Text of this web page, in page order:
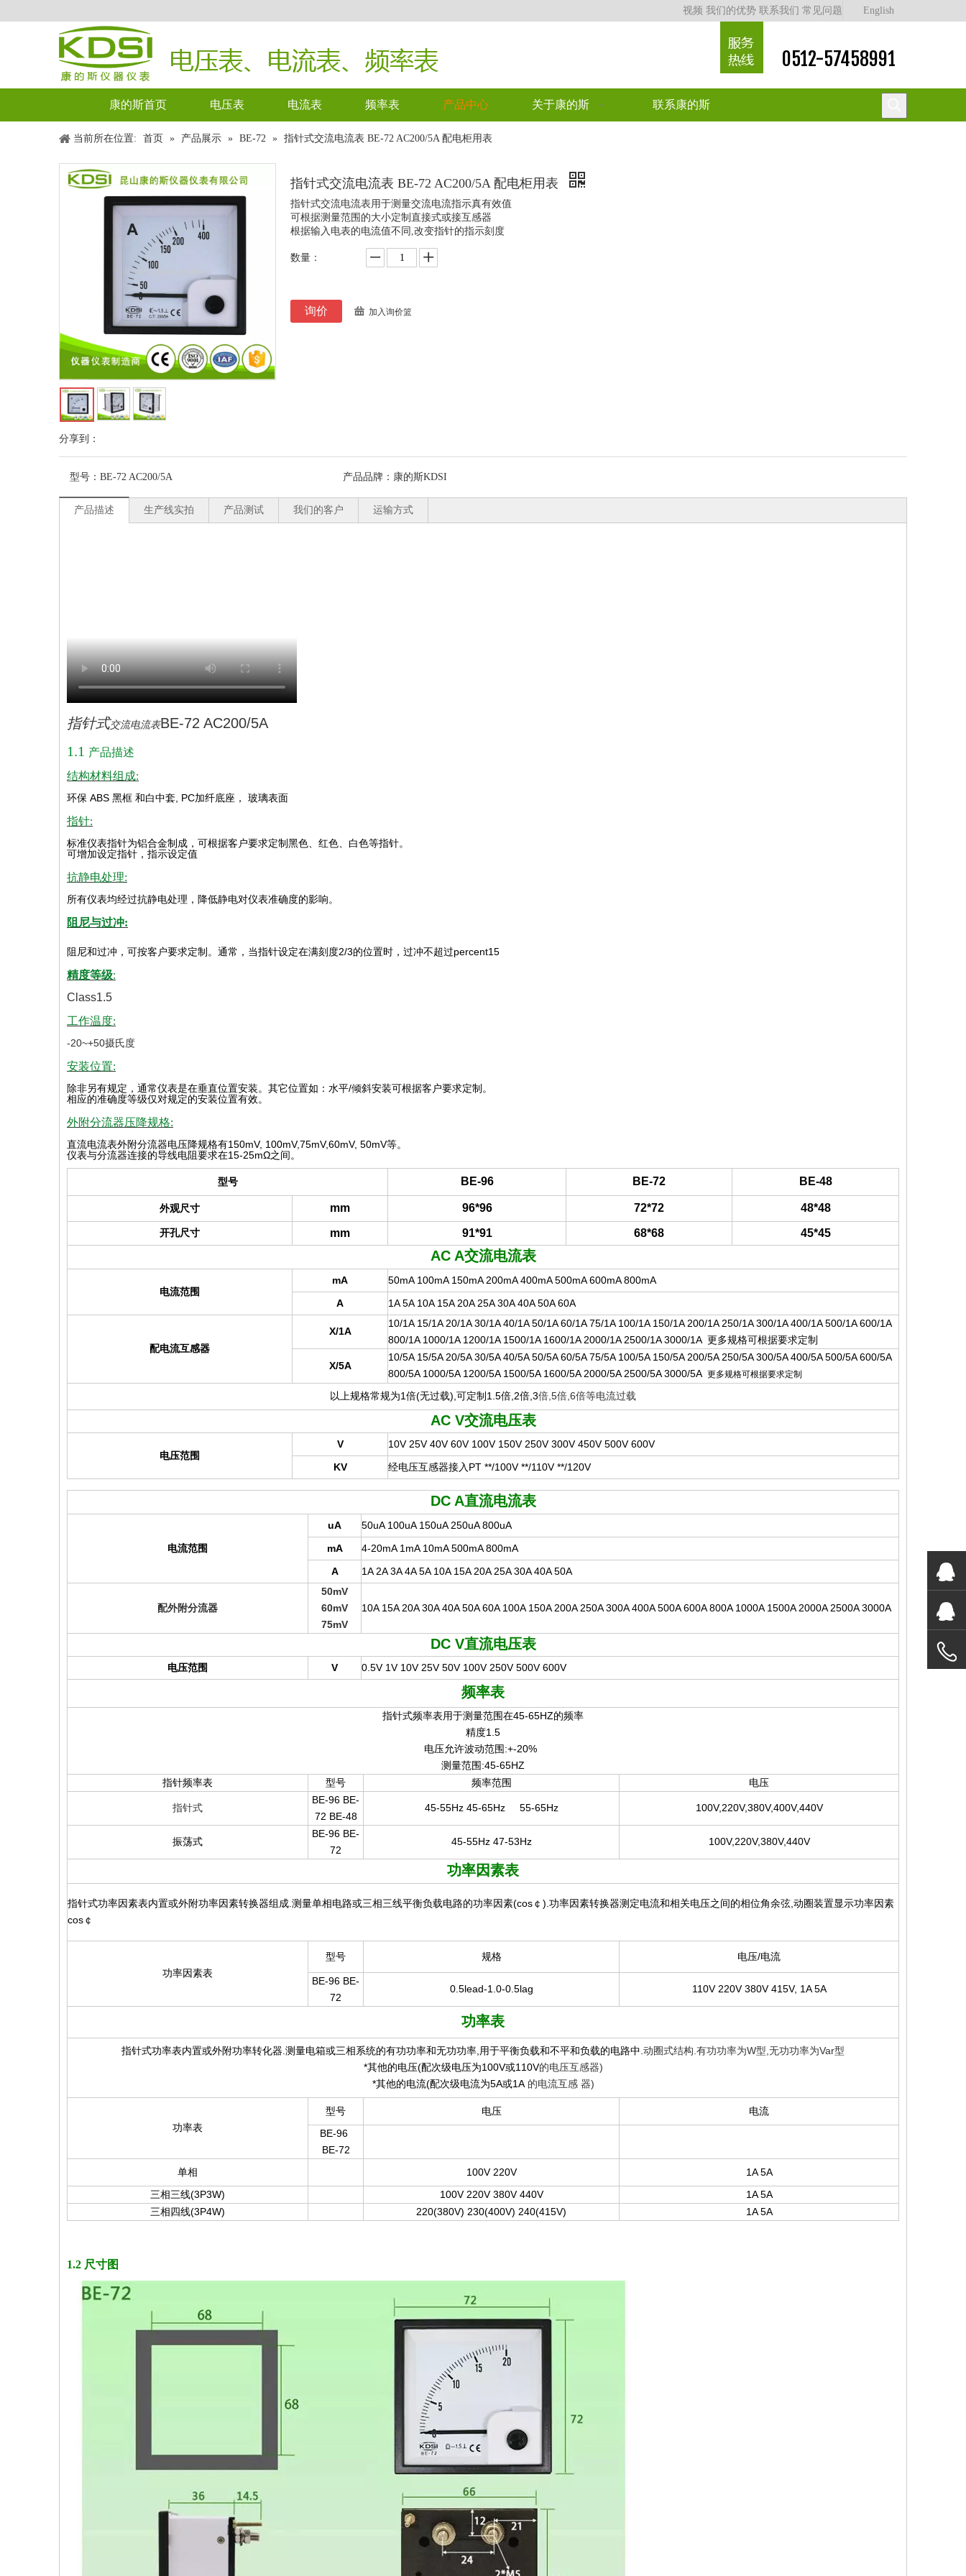
视频 我们的优势 联系我们 常见问题 English
0512-57458991
康的斯首页 电压表 电流表 频率表 产品中心 关于康的斯 联系康的斯
当前所在位置: 首页 » 产品展示 » BE-72 » 指针式交流电流表 BE-72 AC200/5A 配电柜用表
分享到：
指针式交流电流表 BE-72 AC200/5A 配电柜用表
指针式交流电流表用于测量交流电流指示真有效值
可根据测量范围的大小定制直接式或接互感器
根据输入电表的电流值不同,改变指针的指示刻度
数量：
询价 加入询价篮
型号： BE-72 AC200/5A 产品品牌： 康的斯KDSI
产品描述 生产线实拍 产品测试 我们的客户 运输方式
指针式交流电流表BE-72 AC200/5A
1.1 产品描述
结构材料组成:
环保 ABS 黑框 和白中套 , PC加纤底座， 玻璃表面
指针:
标准仪表指针为铝合金制成，可根据客户要求定制黑色、红色、白色等指针。
可增加设定指针，指示设定值
抗静电处理:
所有仪表均经过抗静电处理，降低静电对仪表准确度的影响。
阻尼与过冲:
阻尼和过冲，可按客户要求定制。通常，当指针设定在满刻度2/3的位置时，过冲不超过percent15
精度等级:
Class1.5
工作温度:
-20~+50摄氏度
安装位置:
除非另有规定，通常仪表是在垂直位置安装。其它位置如：水平/倾斜安装可根据客户要求定制。
相应的准确度等级仅对规定的安装位置有效。
外附分流器压降规格:
直流电流表外附分流器电压降规格有150mV, 100mV,75mV,60mV, 50mV等。
仪表与分流器连接的导线电阻要求在15-25mΩ之间。
型号 BE-96 BE-72 BE-48
外观尺寸 mm 96*96 72*72 48*48
开孔尺寸 mm 91*91 68*68 45*45
AC A交流电流表
电流范围
mA
50mA 100mA 150mA 200mA 400mA 500mA 600mA 800mA
A
1A 5A 10A 15A 20A 25A 30A 40A 50A 60A
配电流互感器
X/1A
10/1A 15/1A 20/1A 30/1A 40/1A 50/1A 60/1A 75/1A 100/1A 150/1A 200/1A 250/1A 300/1A 400/1A 500/1A 600/1A
800/1A 1000/1A 1200/1A 1500/1A 1600/1A 2000/1A 2500/1A 3000/1A 更多规格可根据要求定制
X/5A
10/5A 15/5A 20/5A 30/5A 40/5A 50/5A 60/5A 75/5A 100/5A 150/5A 200/5A 250/5A 300/5A 400/5A 500/5A 600/5A
800/5A 1000/5A 1200/5A 1500/5A 1600/5A 2000/5A 2500/5A 3000/5A 更多规格可根据要求定制
以上规格常规为1倍(无过载),可定制1.5倍,2倍,3倍,5倍,6倍等电流过载
AC V交流电压表
电压范围
V
10V 25V 40V 60V 100V 150V 250V 300V 450V 500V 600V
KV
经电压互感器接入PT **/100V **/110V **/120V
DC A直流电流表
电流范围
uA
50uA 100uA 150uA 250uA 800uA
mA
4-20mA 1mA 10mA 500mA 800mA
A
1A 2A 3A 4A 5A 10A 15A 20A 25A 30A 40A 50A
配外附分流器
50mV
60mV
75mV
10A 15A 20A 30A 40A 50A 60A 100A 150A 200A 250A 300A 400A 500A 600A 800A 1000A 1500A 2000A 2500A 3000A
DC V直流电压表
电压范围 V 0.5V 1V 10V 25V 50V 100V 250V 500V 600V
频率表
指针式频率表用于测量范围在45-65HZ的频率
精度1.5
电压允许波动范围:+-20%
测量范围:45-65HZ
指针频率表
型号 频率范围 电压
指针式
BE-96 BE-
72 BE-48
45-55Hz 45-65Hz 55-65Hz 100V,220V,380V,400V,440V
振荡式
BE-96 BE-
72
45-55Hz 47-53Hz 100V,220V,380V,440V
功率因素表
指针式功率因素表内置或外附功率因素转换器组成.测量单相电路或三相三线平衡负载电路的功率因素(cos￠).功率因素转换器测定电流和相关电压之间的相位角余弦,动圈装置显示功率因素
cos￠
功率因素表
型号 规格 电压/电流
BE-96 BE-
72
0.5lead-1.0-0.5lag 110V 220V 380V 415V, 1A 5A
功率表
指针式功率表内置或外附功率转化器.测量电箱或三相系统的有功功率和无功功率,用于平衡负载和不平和负载的电路中. 动圈式结构.有功功率为W型,无功功率为Var型
*其他的电压(配次级电压为100V或110V的电压互感器)
*其他的电流(配次级电流为5A或1A 的电流互感 器)
功率表
型号 电压
电流
BE-96
BE-72
单相
100V 220V
1A 5A
三相三线(3P3W)
100V 220V 380V 440V
1A 5A
三相四线(3P4W)
220(380V) 230(400V) 240(415V) 1A 5A
1.2 尺寸图